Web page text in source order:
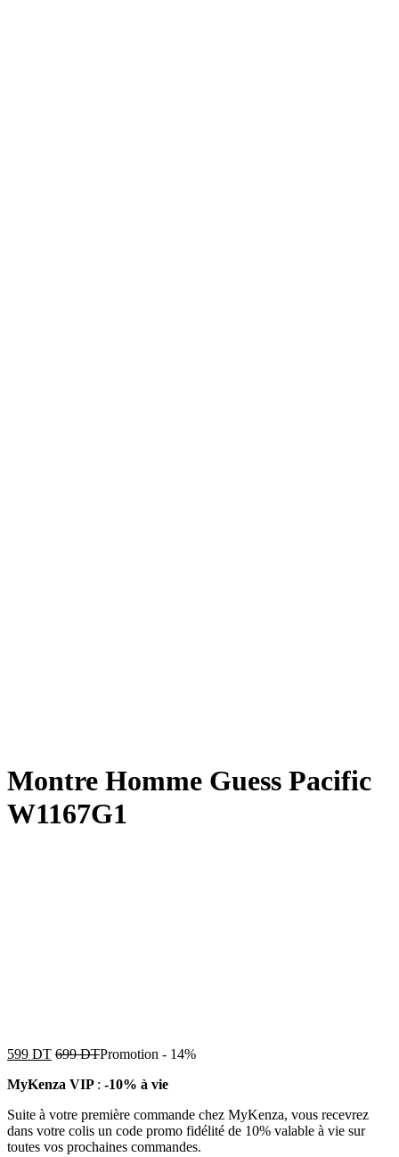
Montre Homme Guess Pacific
W1167G1
599 DT 699DTPromotion - 14%
MyKenza VIP : -10% à vie
Suite à votre première commande chez MyKenza, vous recevrez
dans votre colis un code promo fidélité de 10% valable à vie sur
toutes vos prochaines commandes.